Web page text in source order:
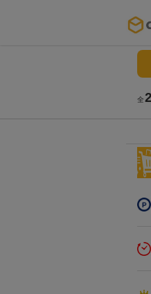
ログイン・会員登録
初回アプリ利用限定
colleize 便利な4つの
全2